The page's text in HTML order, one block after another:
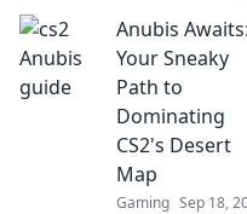
into gameplay
tips, strategies,
and surprises
will elevate your
skills!
Anubis Awaits:
Your Sneaky
Path to
Dominating
CS2's Desert
Map
Gaming Sep 18,